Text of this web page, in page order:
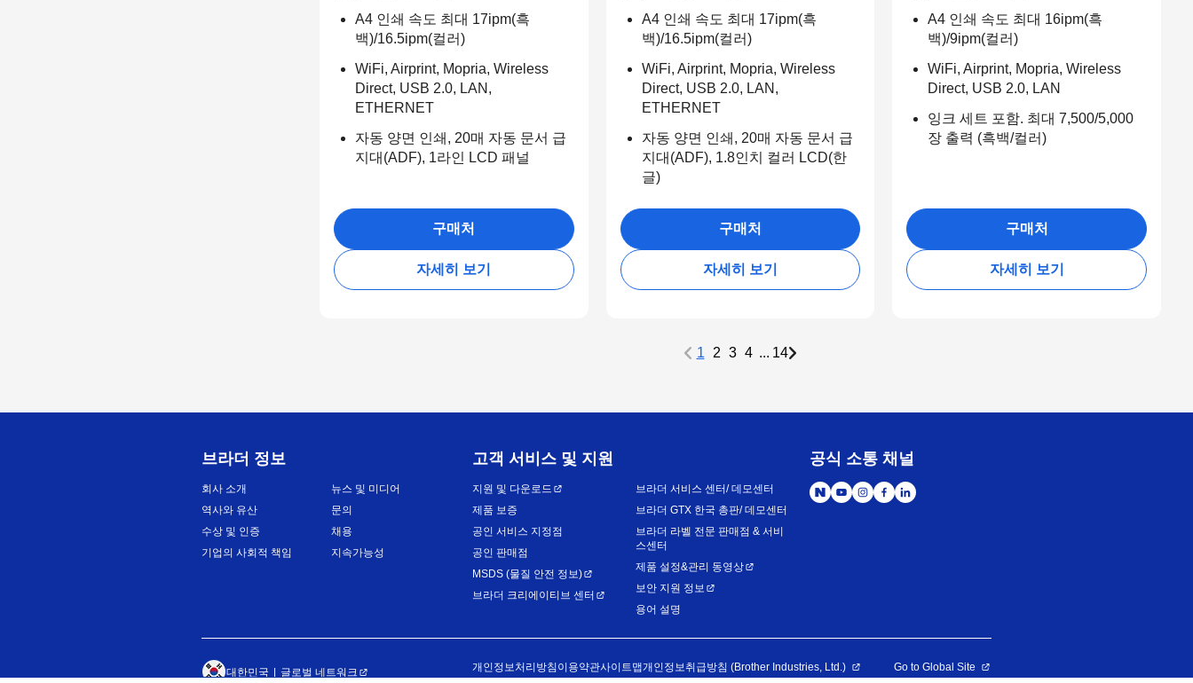
A4 인쇄 속도 최대 17ipm(흑
백)/16.5ipm(컬러)
WiFi, Airprint, Mopria, Wireless
Direct, USB 2.0, LAN,
ETHERNET
자동 양면 인쇄, 20매 자동 문서 급
지대(ADF), 1라인 LCD 패널
구매처
자세히 보기
A4 인쇄 속도 최대 17ipm(흑
백)/16.5ipm(컬러)
WiFi, Airprint, Mopria, Wireless
Direct, USB 2.0, LAN,
ETHERNET
자동 양면 인쇄, 20매 자동 문서 급
지대(ADF), 1.8인치 컬러 LCD(한
글)
구매처
자세히 보기
A4 인쇄 속도 최대 16ipm(흑
백)/9ipm(컬러)
WiFi, Airprint, Mopria, Wireless
Direct, USB 2.0, LAN
잉크 세트 포함. 최대 7,500/5,000
장 출력 (흑백/컬러)
구매처
자세히 보기
1 2 3 4 ... 14
브라더 정보
회사 소개
역사와 유산
수상 및 인증
기업의 사회적 책임
뉴스 및 미디어
문의
채용
지속가능성
고객 서비스 및 지원
지원 및 다운로드
제품 보증
공인 서비스 지정점
공인 판매점
MSDS (물질 안전 정보)
브라더 크리에이티브 센터
브라더 서비스 센터/ 데모센터
브라더 GTX 한국 총판/ 데모센터
브라더 라벨 전문 판매점 & 서비
스센터
제품 설정&관리 동영상
보안 지원 정보
용어 설명
공식 소통 채널
대한민국 글로벌 네트워크 개인정보처리방침 이용약관사이트맵개인정보취급방침 (Brother Industries, Ltd.) Go to Global Site